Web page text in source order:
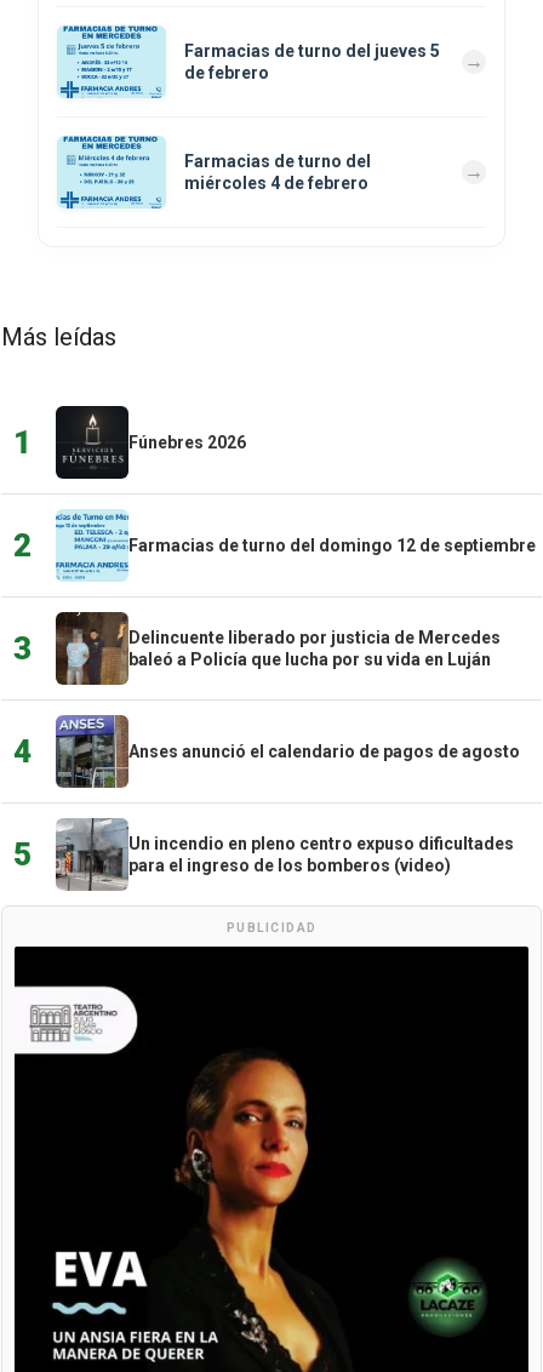
Farmacias de turno del jueves 5
de febrero
Farmacias de turno del
miércoles 4 de febrero
Más leídas
1 Fúnebres 2026
2 Farmacias de turno del domingo 12 de septiembre
3
Delincuente liberado por justicia de Mercedes
baleó a Policía que lucha por su vida en Luján
4 Anses anunció el calendario de pagos de agosto
5
Un incendio en pleno centro expuso dificultades
para el ingreso de los bomberos (video)
PUBLICIDAD